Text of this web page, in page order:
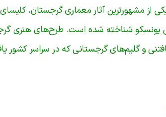
از مشهورترین آثار معماری گرجستان،
یونسکو شناخته شده است. طرح‌های هنری
و گلیم‌های گرجستانی که در سراسر کشور